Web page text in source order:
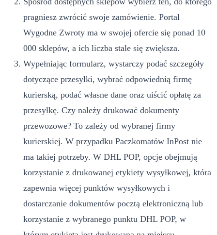
pragniesz zwrócić swoje zamówienie. Portal
Wygodne Zwroty ma w swojej ofercie się ponad 10
000 sklepów, a ich liczba stale się zwiększa.
Wypełniając formularz, wystarczy podać szczegóły
dotyczące przesyłki, wybrać odpowiednią firmę
kurierską, podać własne dane oraz uiścić opłatę za
przesyłkę. Czy należy drukować dokumenty
przewozowe? To zależy od wybranej firmy
kurierskiej. W przypadku Paczkomatów InPost nie
ma takiej potrzeby. W DHL POP, opcje obejmują
korzystanie z drukowanej etykiety wysyłkowej, która
zapewnia więcej punktów wysyłkowych i
dostarczanie dokumentów pocztą elektroniczną lub
korzystanie z wybranego punktu DHL POP, w